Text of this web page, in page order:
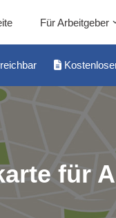
Für Arbeitgeber
für